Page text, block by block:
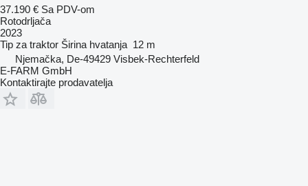
37.190 € Sa PDV-om
Rotodrljača
2023
Tip za traktor Širina hvatanja 12 m
Njemačka, De-49429 Visbek-Rechterfeld
E-FARM GmbH
Kontaktirajte prodavatelja